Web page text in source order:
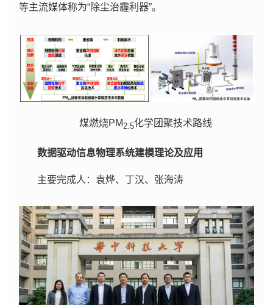
等主流媒体称为“除尘治霾利器”。
煤燃烧PM 2.5化学团聚技术路线
数据驱动信息物理系统建模理论及应用
主要完成人：袁烨、丁汉、张海涛